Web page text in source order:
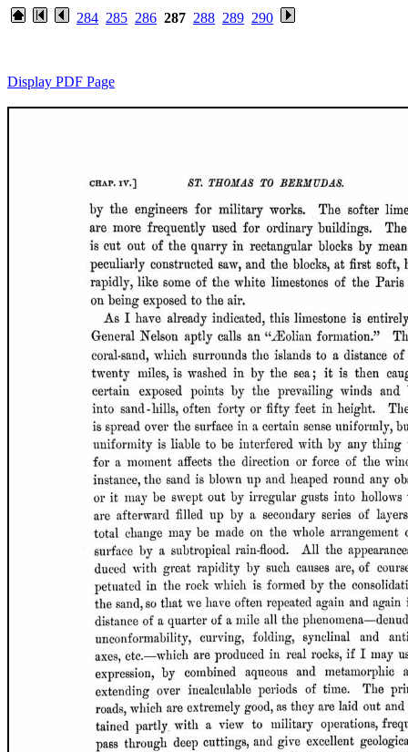
284 285 286 287 288 289 290
Display PDF Page